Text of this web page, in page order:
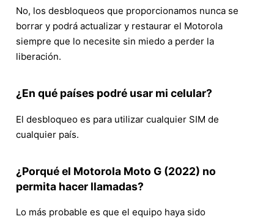
No, los desbloqueos que proporcionamos nunca se
borrar y podrá actualizar y restaurar el Motorola
siempre que lo necesite sin miedo a perder la
liberación.
¿En qué países podré usar mi celular?
El desbloqueo es para utilizar cualquier SIM de
cualquier país.
¿Porqué el Motorola Moto G (2022) no
permita hacer llamadas?
Lo más probable es que el equipo haya sido